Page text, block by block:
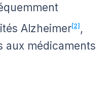
Alzheimer[2] ,
aux médicaments